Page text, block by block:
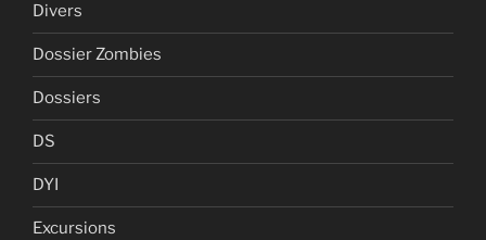
Divers
Dossier Zombies
Dossiers
DS
DYI
Excursions